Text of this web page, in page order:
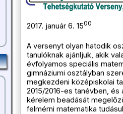
2017. január 6. 1500
A versenyt olyan hatodik
tanulóknak ajánljuk, akik
évfolyamos speciális
gimnáziumi osztályban
megkezdeni középiskolai
2015/2016-es tanévben, és
kérelem beadását
felmérni matematika